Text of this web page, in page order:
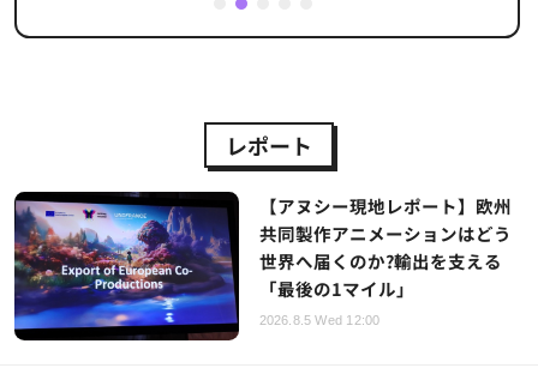
2
レポート
【アヌシー現地レポート】欧州
共同製作アニメーションはどう
世界へ届くのか?輸出を支える
「最後の1マイル」
2026.8.5 Wed 12:00